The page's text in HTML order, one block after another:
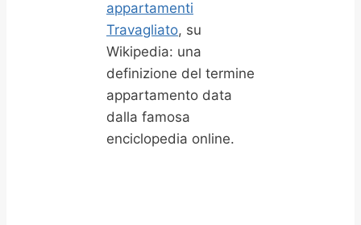
appartamenti
Travagliato, su
Wikipedia: una
definizione del termine
appartamento data
dalla famosa
enciclopedia online.